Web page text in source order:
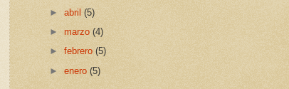
►abril(5)
►marzo (4)
►febrero(5)
►enero(5)